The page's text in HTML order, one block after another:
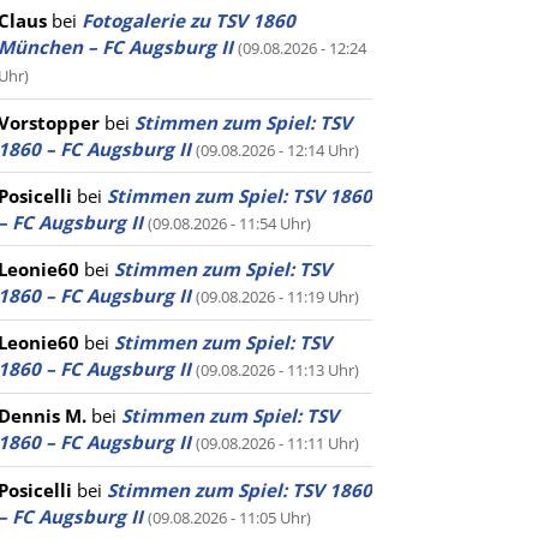
bei Fotogalerie zu TSV 1860
– FC Augsburg II (09.08.2026 - 12:24
bei Stimmen zum Spiel: TSV
– FC Augsburg II (09.08.2026 - 12:14 Uhr)
bei Stimmen zum Spiel: TSV 1860
FC Augsburg II (09.08.2026 - 11:54 Uhr)
bei Stimmen zum Spiel: TSV
– FC Augsburg II (09.08.2026 - 11:19 Uhr)
bei Stimmen zum Spiel: TSV
– FC Augsburg II (09.08.2026 - 11:13 Uhr)
M. bei Stimmen zum Spiel: TSV
– FC Augsburg II (09.08.2026 - 11:11 Uhr)
bei Stimmen zum Spiel: TSV 1860
FC Augsburg II (09.08.2026 - 11:05 Uhr)